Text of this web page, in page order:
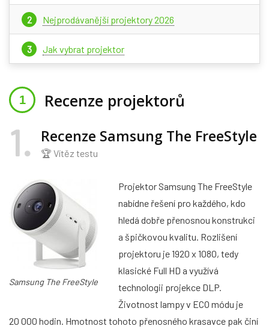
Nejprodávanější projektory 2026
Jak vybrat projektor
Recenze projektorů
1 Recenze Samsung The FreeStyle
🏆 Vítěz testu
Samsung The FreeStyle
Projektor Samsung The FreeStyle
nabídne řešení pro každého, kdo
hledá dobře přenosnou konstrukci
a špičkovou kvalitu. Rozlišení
projektoru je 1920 x 1080, tedy
klasické Full HD a využívá
technologii projekce DLP.
Životnost lampy v ECO módu je
20 000 hodin. Hmotnost tohoto přenosného krasavce pak činí